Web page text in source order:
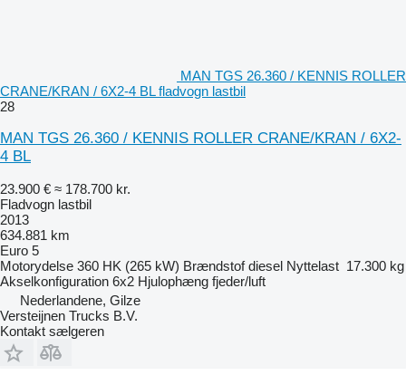
MAN TGS 26.360 / KENNIS ROLLER
CRANE/KRAN / 6X2-4 BL fladvogn lastbil
28
MAN TGS 26.360 / KENNIS ROLLER CRANE/KRAN / 6X2-
4 BL
23.900 € ≈ 178.700 kr.
Fladvogn lastbil
2013
634.881 km
Euro 5
Motorydelse 360 HK (265 kW) Brændstof diesel Nyttelast 17.300 kg
Akselkonfiguration 6x2 Hjulophæng fjeder/luft
Nederlandene, Gilze
Versteijnen Trucks B.V.
Kontakt sælgeren